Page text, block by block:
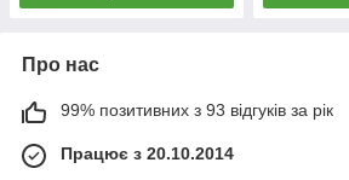
Про нас
99% позитивних з 93 відгуків за рік
Працює з 20.10.2014